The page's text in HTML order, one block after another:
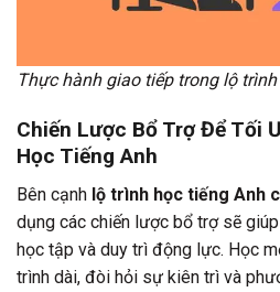
Thực hành giao tiếp trong lộ
Chiến Lược Bổ Trợ Để Tối
Học Tiếng Anh
Bên cạnh lộ trình học tiếng Anh
dụng các chiến lược bổ trợ sẽ
học tập và duy trì động lực. Học
trình dài, đòi hỏi sự kiên trì và